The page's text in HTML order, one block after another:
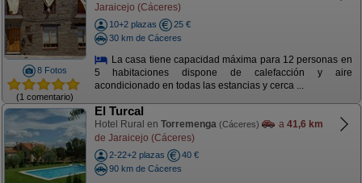
8 Fotos
(1 comentario)
Jaraicejo (Cáceres)
10+2 plazas
25 €
30 km de Cáceres
La casa tiene capacidad máxima para 12 personas en
5 habitaciones dispone de calefacción y aire
acondicionado en todas las estancias y cerca ...
El Turcal
Hotel Rural en Torremenga (Cáceres) a 41,6 km
de Jaraicejo (Cáceres)
2-22+2 plazas
40 €
90 km de Cáceres